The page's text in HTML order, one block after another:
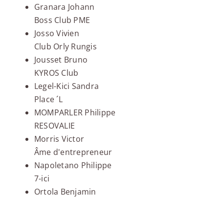
Granara Johann
Boss Club PME
Josso Vivien
Club Orly Rungis
Jousset Bruno
KYROS Club
Legel-Kici Sandra
Place ´L
MOMPARLER Philippe
RESOVALIE
Morris Victor
Âme d'entrepreneur
Napoletano Philippe
7-ici
Ortola Benjamin